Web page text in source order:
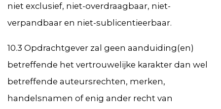
niet exclusief, niet-overdraagbaar, niet-
verpandbaar en niet-sublicentieerbaar.
10.3 Opdrachtgever zal geen aanduiding(en)
betreffende het vertrouwelijke karakter dan wel
betreffende auteursrechten, merken,
handelsnamen of enig ander recht van